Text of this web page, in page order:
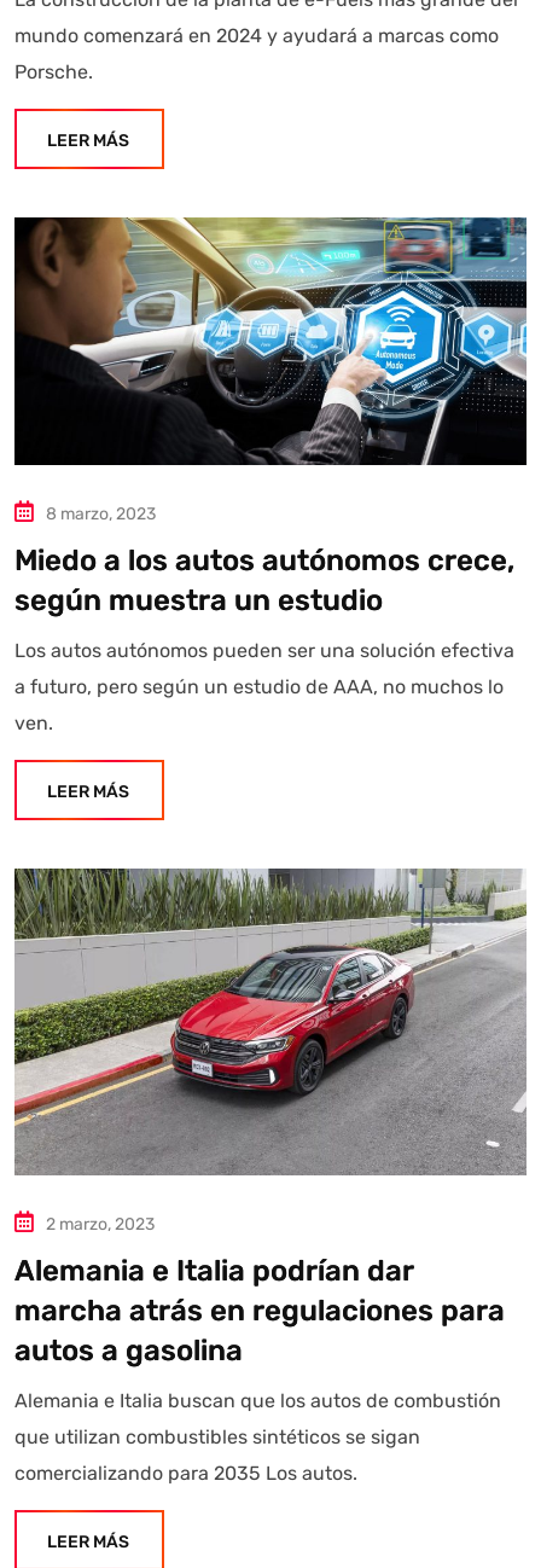
mundo comenzará en 2024 y ayudará a marcas como
Porsche.
LEER MÁS
8 marzo, 2023
Miedo a los autos autónomos crece,
según muestra un estudio
Los autos autónomos pueden ser una solución efectiva
a futuro, pero según un estudio de AAA, no muchos lo
ven.
LEER MÁS
2 marzo, 2023
Alemania e Italia podrían dar
marcha atrás en regulaciones para
autos a gasolina
Alemania e Italia buscan que los autos de combustión
que utilizan combustibles sintéticos se sigan
comercializando para 2035 Los autos.
LEER MÁS